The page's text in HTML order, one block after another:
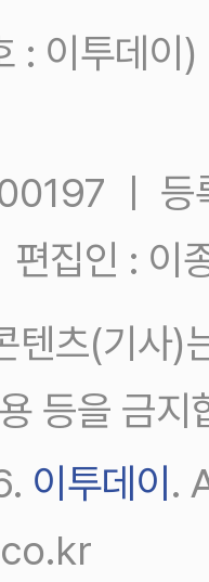
: 이투데
ㅣ
편집인 : 이
텐츠(기사)
등을 금지
이투데이.